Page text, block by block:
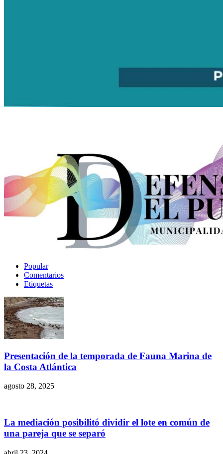
Popular
Comentarios
Etiquetas
Presentación de la temporada de Fauna Marina de
la Costa Atlántica
agosto 28, 2025
La mediación posibilitó dividir el lote en común de
una pareja que se separó